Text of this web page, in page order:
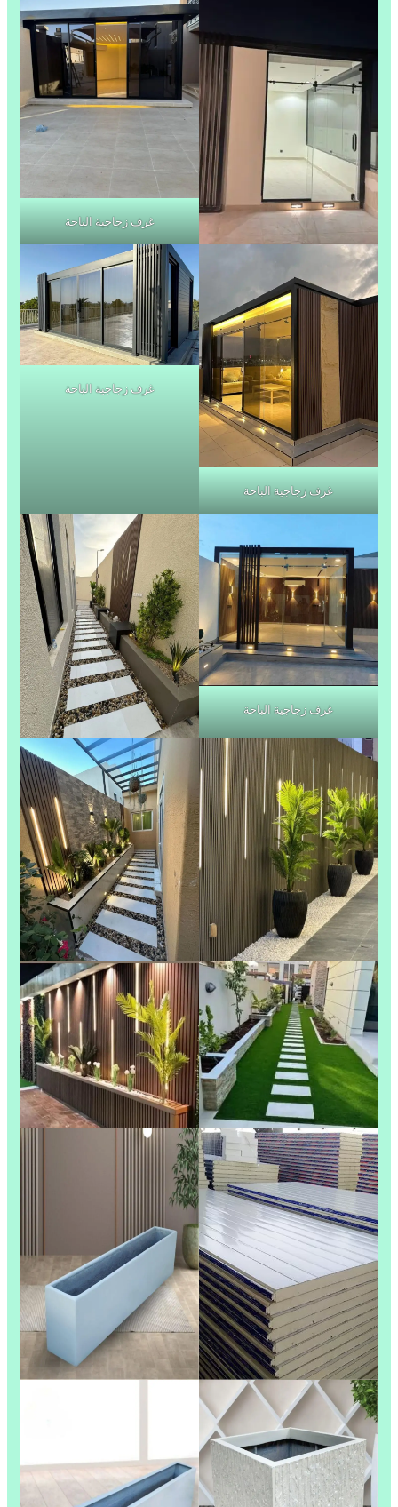
غرف زجاجية الباحة
غرف زجاجية الباحة
غرف زجاجية الباحة
غرف زجاجية الباحة